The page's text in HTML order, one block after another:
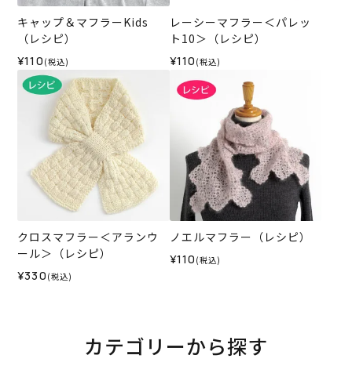
キャップ＆マフラーKids
（レシピ）
¥110 (税込)
レーシーマフラー＜パレッ
ト10＞（レシピ）
¥110 (税込)
クロスマフラー＜アランウ
ール＞（レシピ）
¥330 (税込)
ノエルマフラー（レシピ）
¥110 (税込)
カテゴリーから探す